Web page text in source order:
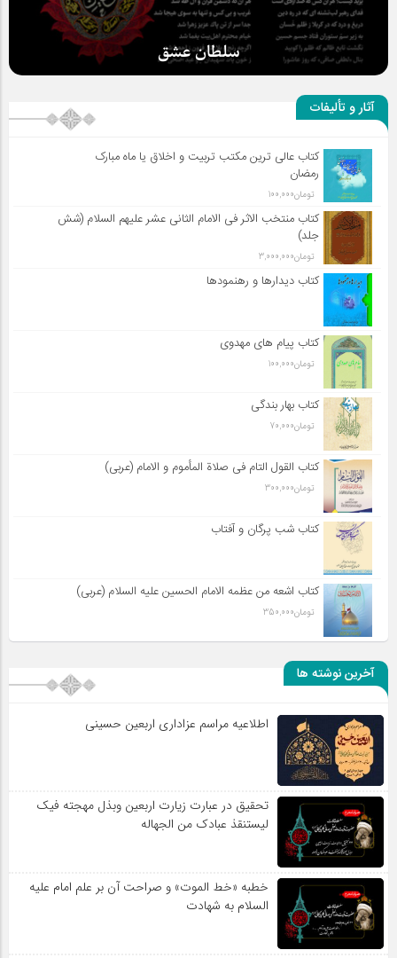
سلطان عشق
آثار و تألیفات
کتاب عالی ترین مکتب تربیت و اخلاق یا ماه مبارک
رمضان
تومان100,000
کتاب منتخب الاثر فی الامام الثانی عشر علیهم السلام (شش
جلد)
تومان3,000,000
کتاب دیدارها و رهنمودها
کتاب پیام های مهدوی
تومان100,000
کتاب بهار بندگی
تومان70,000
کتاب القول التام فی صلاة المأموم و الامام (عربی)
تومان300,000
کتاب شب پرگان و آفتاب
کتاب اشعه من عظمه الامام الحسین علیه السلام (عربی)
تومان350,000
آخرین نوشته ها
اطلاعیه مراسم عزاداری اربعین حسینی
تحقیق در عبارت زیارت اربعین وبذل مهجته فیک
لیستنقذ عبادک من الجهاله
خطبه «خط الموت» و صراحت آن بر علم امام علیه
السلام به شهادت